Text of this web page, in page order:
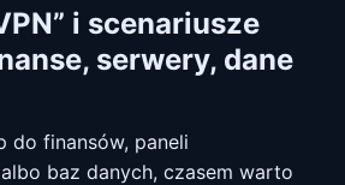
i scenariusze
serwery, dane
do finansów, paneli
baz danych, czasem warto